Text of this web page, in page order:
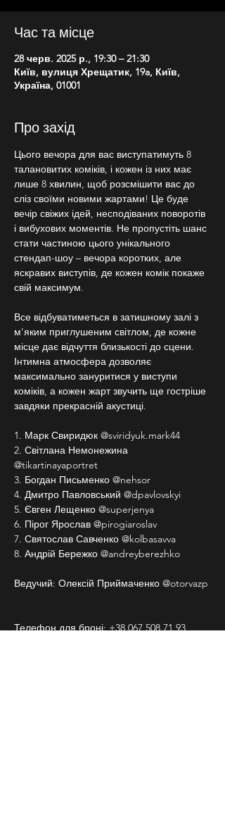
Час та місце
28 черв. 2025 р., 19:30 – 21:30
Київ, вулиця Хрещатик, 19a, Київ,
Україна, 01001
Про захід
Цього вечора для вас виступатимуть 8
талановитих коміків, і кожен із них має
лише 8 хвилин, щоб розсмішити вас до
сліз своїми новими жартами! Це буде
вечір свіжих ідей, несподіваних поворотів
і вибухових моментів. Не пропустіть шанс
стати частиною цього унікального
стендап-шоу – вечора коротких, але
яскравих виступів, де кожен комік покаже
свій максимум.
Все відбуватиметься в затишному залі з
м’яким приглушеним світлом, де кожне
місце дає відчуття близькості до сцени.
Інтимна атмосфера дозволяє
максимально зануритися у виступи
коміків, а кожен жарт звучить ще гостріше
завдяки прекрасній акустиці.
1. Марк Свиридюк @sviridyuk.mark44
2. Світлана Немонежина
@tikartinayaportret
3. Богдан Письменко @nehsor
4. Дмитро Павловський @dpavlovskyi
5. Євген Лещенко @superjenya
6. Пірог Ярослав @pirogiaroslav
7. Святослав Савченко @kolbasavva
8. Андрій Бережко @andreyberezhko
Ведучий: Олексій Приймаченко @otorvazp
Телефон для броні: +38 067 508 71 93